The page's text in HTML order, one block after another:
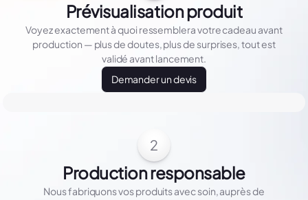
Prévisualisation produit
Voyez exactement à quoi ressemblera votre cadeau avant
production — plus de doutes, plus de surprises, tout est
validé avant lancement.
Demander un devis
2
Production responsable
Nous fabriquons vos produits avec soin, auprès de